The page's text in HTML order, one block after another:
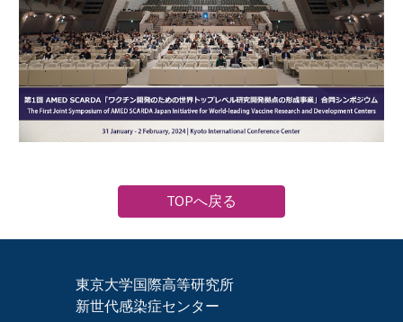
TOPへ戻る
東京大学国際高等研究所
新世代感染症センター